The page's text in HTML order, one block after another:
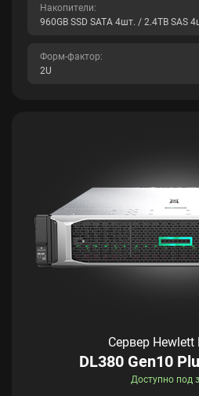
Накопители:
960GB SSD SATA 4шт. / 2.4TB SAS
Форм-фактор:
2U
Сервер Hewlett
DL380 Gen10
Доступно под